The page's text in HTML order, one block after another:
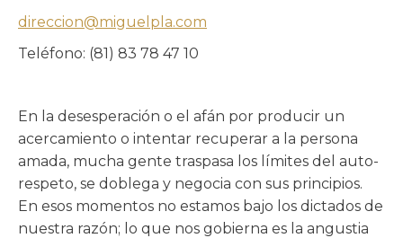
direccion@miguelpla.com
Teléfono: (81) 83 78 47 10
En la desesperación o el afán por producir un
acercamiento o intentar recuperar a la persona
amada, mucha gente traspasa los límites del auto-
respeto, se doblega y negocia con sus principios.
En esos momentos no estamos bajo los dictados de
nuestra razón; lo que nos gobierna es la angustia